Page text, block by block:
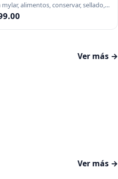
mylar, alimentos, conservar, sellado,
metalizada, pack
Ver más →
Ver más →